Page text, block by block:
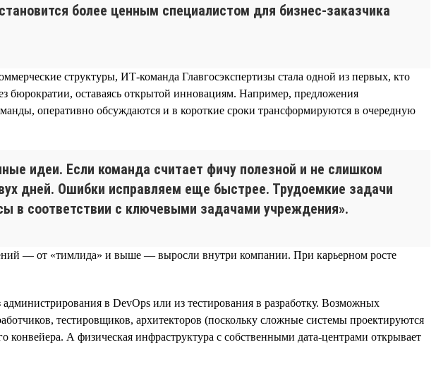
более ценным специалистом для бизнес-заказчика
структуры, ИТ-команда Главгосэкспертизы стала одной из первых, кто
бюрократии, оставаясь открытой инновациям. Например, предложения
оперативно обсуждаются и в короткие сроки трансформируются в очередную
идеи. Если команда считает фичу полезной и не слишком
дней. Ошибки исправляем еще быстрее. Трудоемкие задачи
в соответствии с ключевыми задачами учреждения».
— от «тимлида» и выше — выросли внутри компании. При карьерном росте
в DevOps или из тестирования в разработку. Возможных
тестировщиков, архитекторов (поскольку сложные системы проектируются
А физическая инфраструктура с собственными дата-центрами открывает